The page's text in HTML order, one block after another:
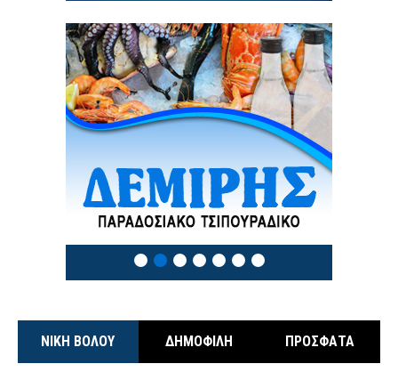
3 / 8
ΝΙΚΗ ΒΟΛΟΥ ΔΗΜΟΦΙΛΗ ΠΡΟΣΦΑΤΑ